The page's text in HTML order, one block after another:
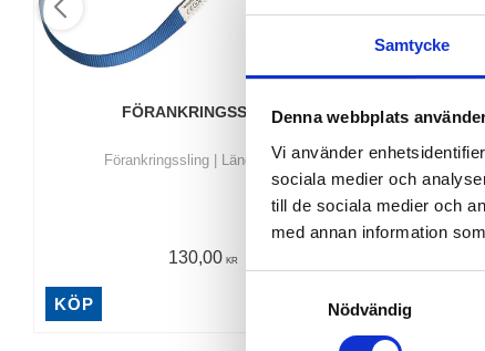
Samtycke
Denna webbplats
Vi använder
sociala medier och
till de sociala medier och
med annan information
Nödvändig
FÖRANKRINGSSLING
​Förankringssling | Längd: 2 mtr
130,00 KR
KÖP
och XXL
Tråd:
Polyester